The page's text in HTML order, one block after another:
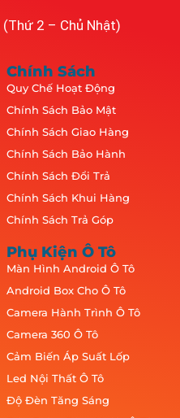
2 – Chủ Nhật)
Chính Sách
Quy Chế Hoạt Động
Chính Sách Bảo Mật
Chính Sách Giao Hàng
Chính Sách Bảo Hành
Chính Sách Đổi Trả
Chính Sách Khui Hàng
Chính Sách Trả Góp
Phụ Kiện Ô Tô
Màn Hình Android Ô Tô
Android Box Cho Ô Tô
Camera Hành Trình Ô Tô
Camera 360 Ô Tô
Cảm Biến Áp Suất Lốp
Led Nội Thất Ô Tô
Độ Đèn Tăng Sáng